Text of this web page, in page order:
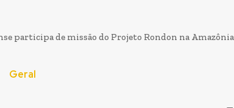
participa de missão do Projeto Rondon na Amazônia
Geral